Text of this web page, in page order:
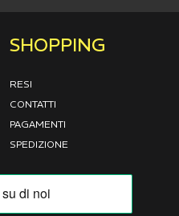
SHOPPING
RESI
CONTATTI
PAGAMENTI
SPEDIZIONE